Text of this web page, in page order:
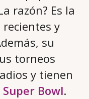
razón? Es la
y
su
torneos
y tienen
Bowl.